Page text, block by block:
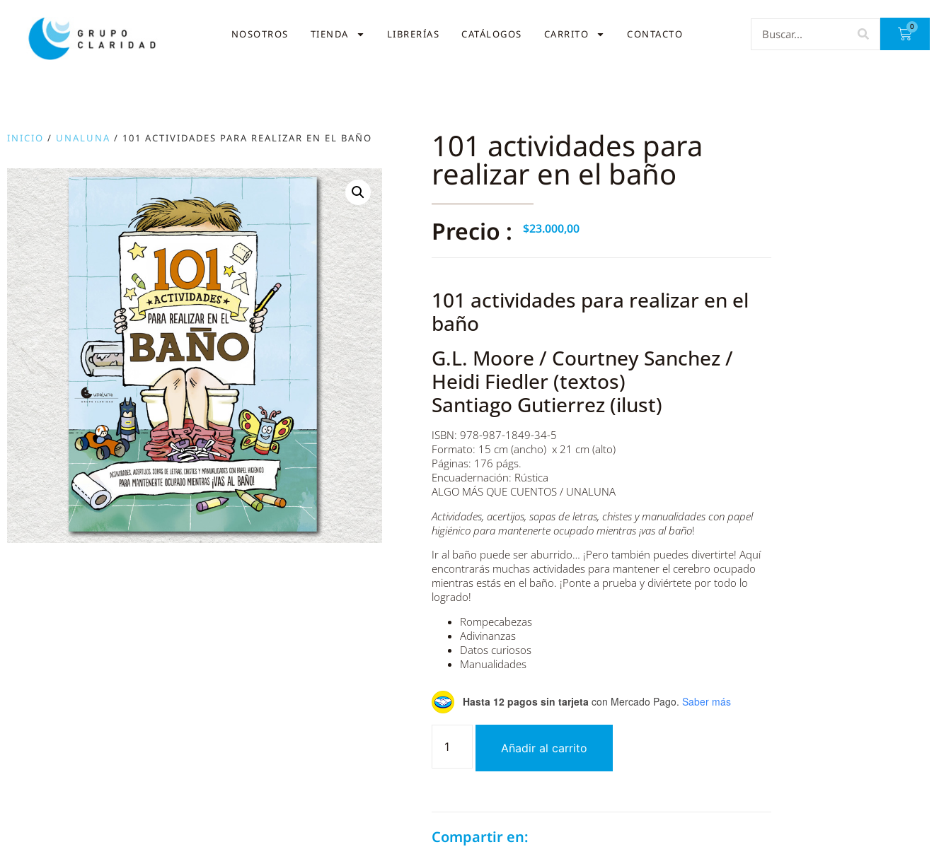
NOSOTROS TIENDA LIBRERÍAS CATÁLOGOS CARRITO CONTACTO
0
INICIO / UNALUNA / 101 ACTIVIDADES PARA REALIZAR EN EL BAÑO 101 actividades para
realizar en el baño
Precio : $23.000,00
101 actividades para realizar en el
baño
G.L. Moore / Courtney Sanchez /
Heidi Fiedler (textos)
Santiago Gutierrez (ilust)
ISBN: 978-987-1849-34-5
Formato: 15 cm (ancho) x 21 cm (alto)
Páginas: 176 págs.
Encuadernación: Rústica
ALGO MÁS QUE CUENTOS / UNALUNA
Actividades, acertijos, sopas de letras, chistes y manualidades con papel
higiénico para mantenerte ocupado mientras ¡vas al baño!
Ir al baño puede ser aburrido… ¡Pero también puedes divertirte! Aquí
encontrarás muchas actividades para mantener el cerebro ocupado
mientras estás en el baño. ¡Ponte a prueba y diviértete por todo lo
logrado!
Rompecabezas
Adivinanzas
Datos curiosos
Manualidades
Hasta 12 pagos sin tarjeta con Mercado Pago. Saber más
Añadir al carrito
Compartir en: